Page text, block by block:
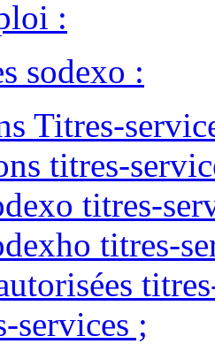
:
sodexo :
Titres-
titres-
titres-
titres-
services ;